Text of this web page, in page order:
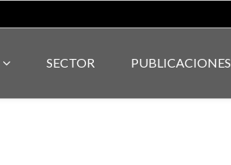
SECTOR PUBLICACIONES